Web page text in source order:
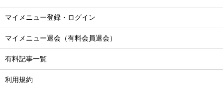
マイメニュー登録・ログイン
マイメニュー退会（有料会員退会）
有料記事一覧
利用規約